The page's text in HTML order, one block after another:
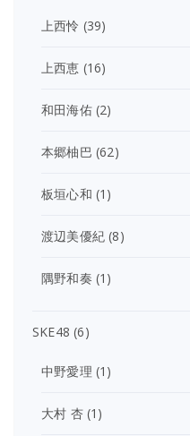
上西怜 (39)
上西恵 (16)
和田海佑(2)
本郷柚巴 (62)
板垣心和 (1)
渡辺美優紀 (8)
隅野和奏 (1)
SKE48 (6)
中野愛理 (1)
大村 杏(1)